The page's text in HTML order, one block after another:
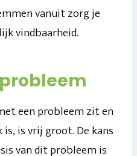
vanuit zorg je
vindbaarheid.
een probleem zit en
is vrij groot. De kans
van dit probleem is